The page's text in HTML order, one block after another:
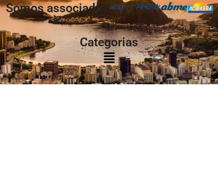
Somos associados
à:
Categorias